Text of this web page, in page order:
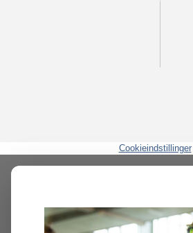
Cookieindstillinger